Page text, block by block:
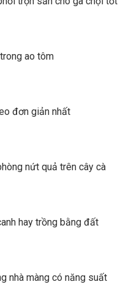
ao tôm
đơn giản nhất
nứt quả trên cây cà
hay trồng bằng đất
nhà màng có năng suất